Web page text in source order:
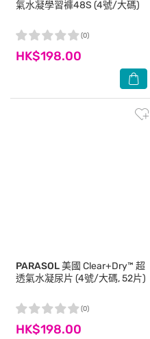
氣水凝學習褲48S (4號/大碼)
HK$198.00
(0)
PARASOL美國 Clear+Dry™ 超
透氣水凝尿片 (4號/大碼, 52片)
HK$198.00
(0)